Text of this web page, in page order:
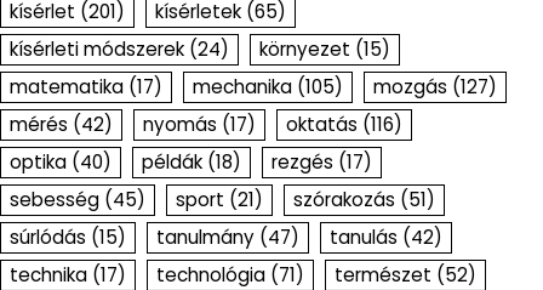
kísérlet (201) kísérletek (65)
kísérleti módszerek (24) környezet (15)
matematika (17) mechanika (105) mozgás (127)
mérés (42) nyomás (17) oktatás (116)
optika (40) példák (18) rezgés (17)
sebesség (45) sport (21) szórakozás (51)
súrlódás (15) tanulmány (47) tanulás (42)
technika (17) technológia (71) természet (52)